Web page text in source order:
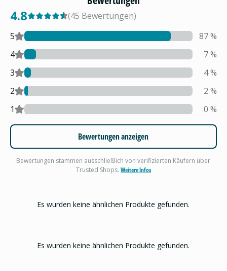
4.8 (45 Bewertungen)
5
87%
4
7%
3
4%
2
2 %
1
0 %
Bewertungen anzeigen
Bewertungen stammen ausschließlich von verifizierten Käufern über
Trusted Shops. Weitere Infos
Es wurden keine ähnlichen Produkte gefunden.
Es wurden keine ähnlichen Produkte gefunden.